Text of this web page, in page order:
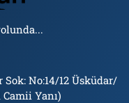
No:14/12 Üsküdar/
Yanı)